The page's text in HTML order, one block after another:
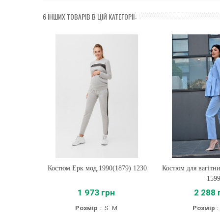
6 ІНШИХ ТОВАРІВ В ЦІЙ КАТЕГОРІЇ:
Купити
Костюм Ерк мод.1990(1879) 1230
1 973 грн
Розмір : S M
Купити
Костюм для
1599
2 288
Розмір :